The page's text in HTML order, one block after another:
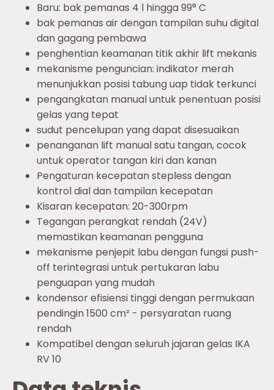
Baru: bak pemanas 4 l hingga 99° C
bak pemanas air dengan tampilan suhu digital
dan gagang pembawa
penghentian keamanan titik akhir lift mekanis
mekanisme penguncian: indikator merah
menunjukkan posisi tabung uap tidak terkunci
pengangkatan manual untuk penentuan posisi
gelas yang tepat
sudut pencelupan yang dapat disesuaikan
penanganan lift manual satu tangan, cocok
untuk operator tangan kiri dan kanan
Pengaturan kecepatan stepless dengan
kontrol dial dan tampilan kecepatan
Kisaran kecepatan: 20-300rpm
Tegangan perangkat rendah (24V)
memastikan keamanan pengguna
mekanisme penjepit labu dengan fungsi push-
off terintegrasi untuk pertukaran labu
penguapan yang mudah
kondensor efisiensi tinggi dengan permukaan
pendingin 1500 cm² - persyaratan ruang
rendah
Kompatibel dengan seluruh jajaran gelas IKA
RV 10